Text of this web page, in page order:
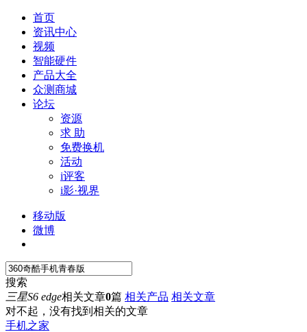
首页
资讯中心
视频
智能硬件
产品大全
众测商城
论坛
资源
求 助
免费换机
活动
i评客
i影·视界
移动版
微博
搜索
三星S6 edge相关文章0篇 相关产品 相关文章
对不起，没有找到相关的文章
手机之家